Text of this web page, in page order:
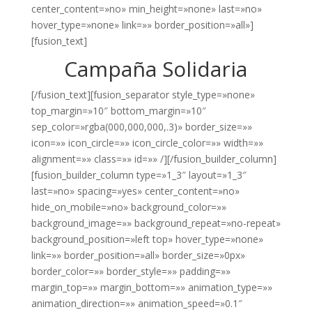
center_content=»no» min_height=»none» last=»no»
hover_type=»none» link=»» border_position=»all»]
[fusion_text]
Campaña Solidaria
[/fusion_text][fusion_separator style_type=»none»
top_margin=»10″ bottom_margin=»10″
sep_color=»rgba(000,000,000,.3)» border_size=»»
icon=»» icon_circle=»» icon_circle_color=»» width=»»
alignment=»» class=»» id=»» /][/fusion_builder_column]
[fusion_builder_column type=»1_3″ layout=»1_3″
last=»no» spacing=»yes» center_content=»no»
hide_on_mobile=»no» background_color=»»
background_image=»» background_repeat=»no-repeat»
background_position=»left top» hover_type=»none»
link=»» border_position=»all» border_size=»0px»
border_color=»» border_style=»» padding=»»
margin_top=»» margin_bottom=»» animation_type=»»
animation_direction=»» animation_speed=»0.1″